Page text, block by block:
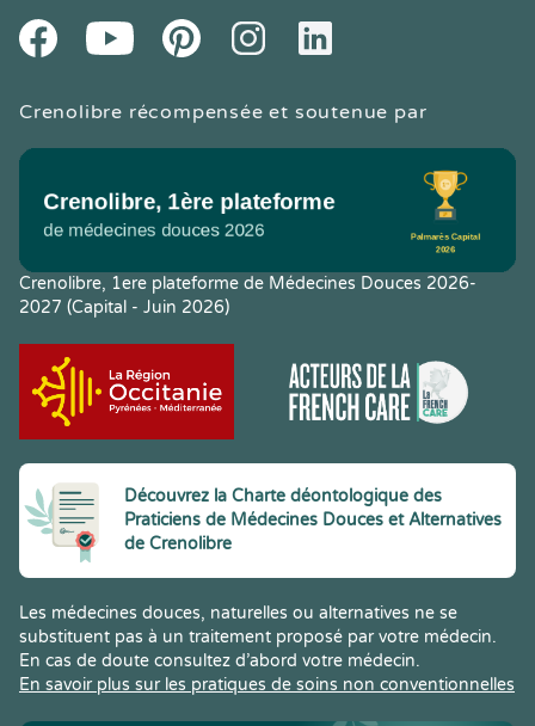
FacebookYoutube PinteresetInstagramLinkedIn
Crenolibre récompensée et soutenue par
Crenolibre, 1ere plateforme de Médecines Douces 2026-
2027 (Capital - Juin 2026)
Découvrez la Charte déontologique des
Praticiens de Médecines Douces et Alternatives
de Crenolibre
Les médecines douces, naturelles ou alternatives ne se
substituent pas à un traitement proposé par votre médecin.
En cas de doute consultez d’abord votre médecin.
En savoir plus sur les pratiques de soins non conventionnelles